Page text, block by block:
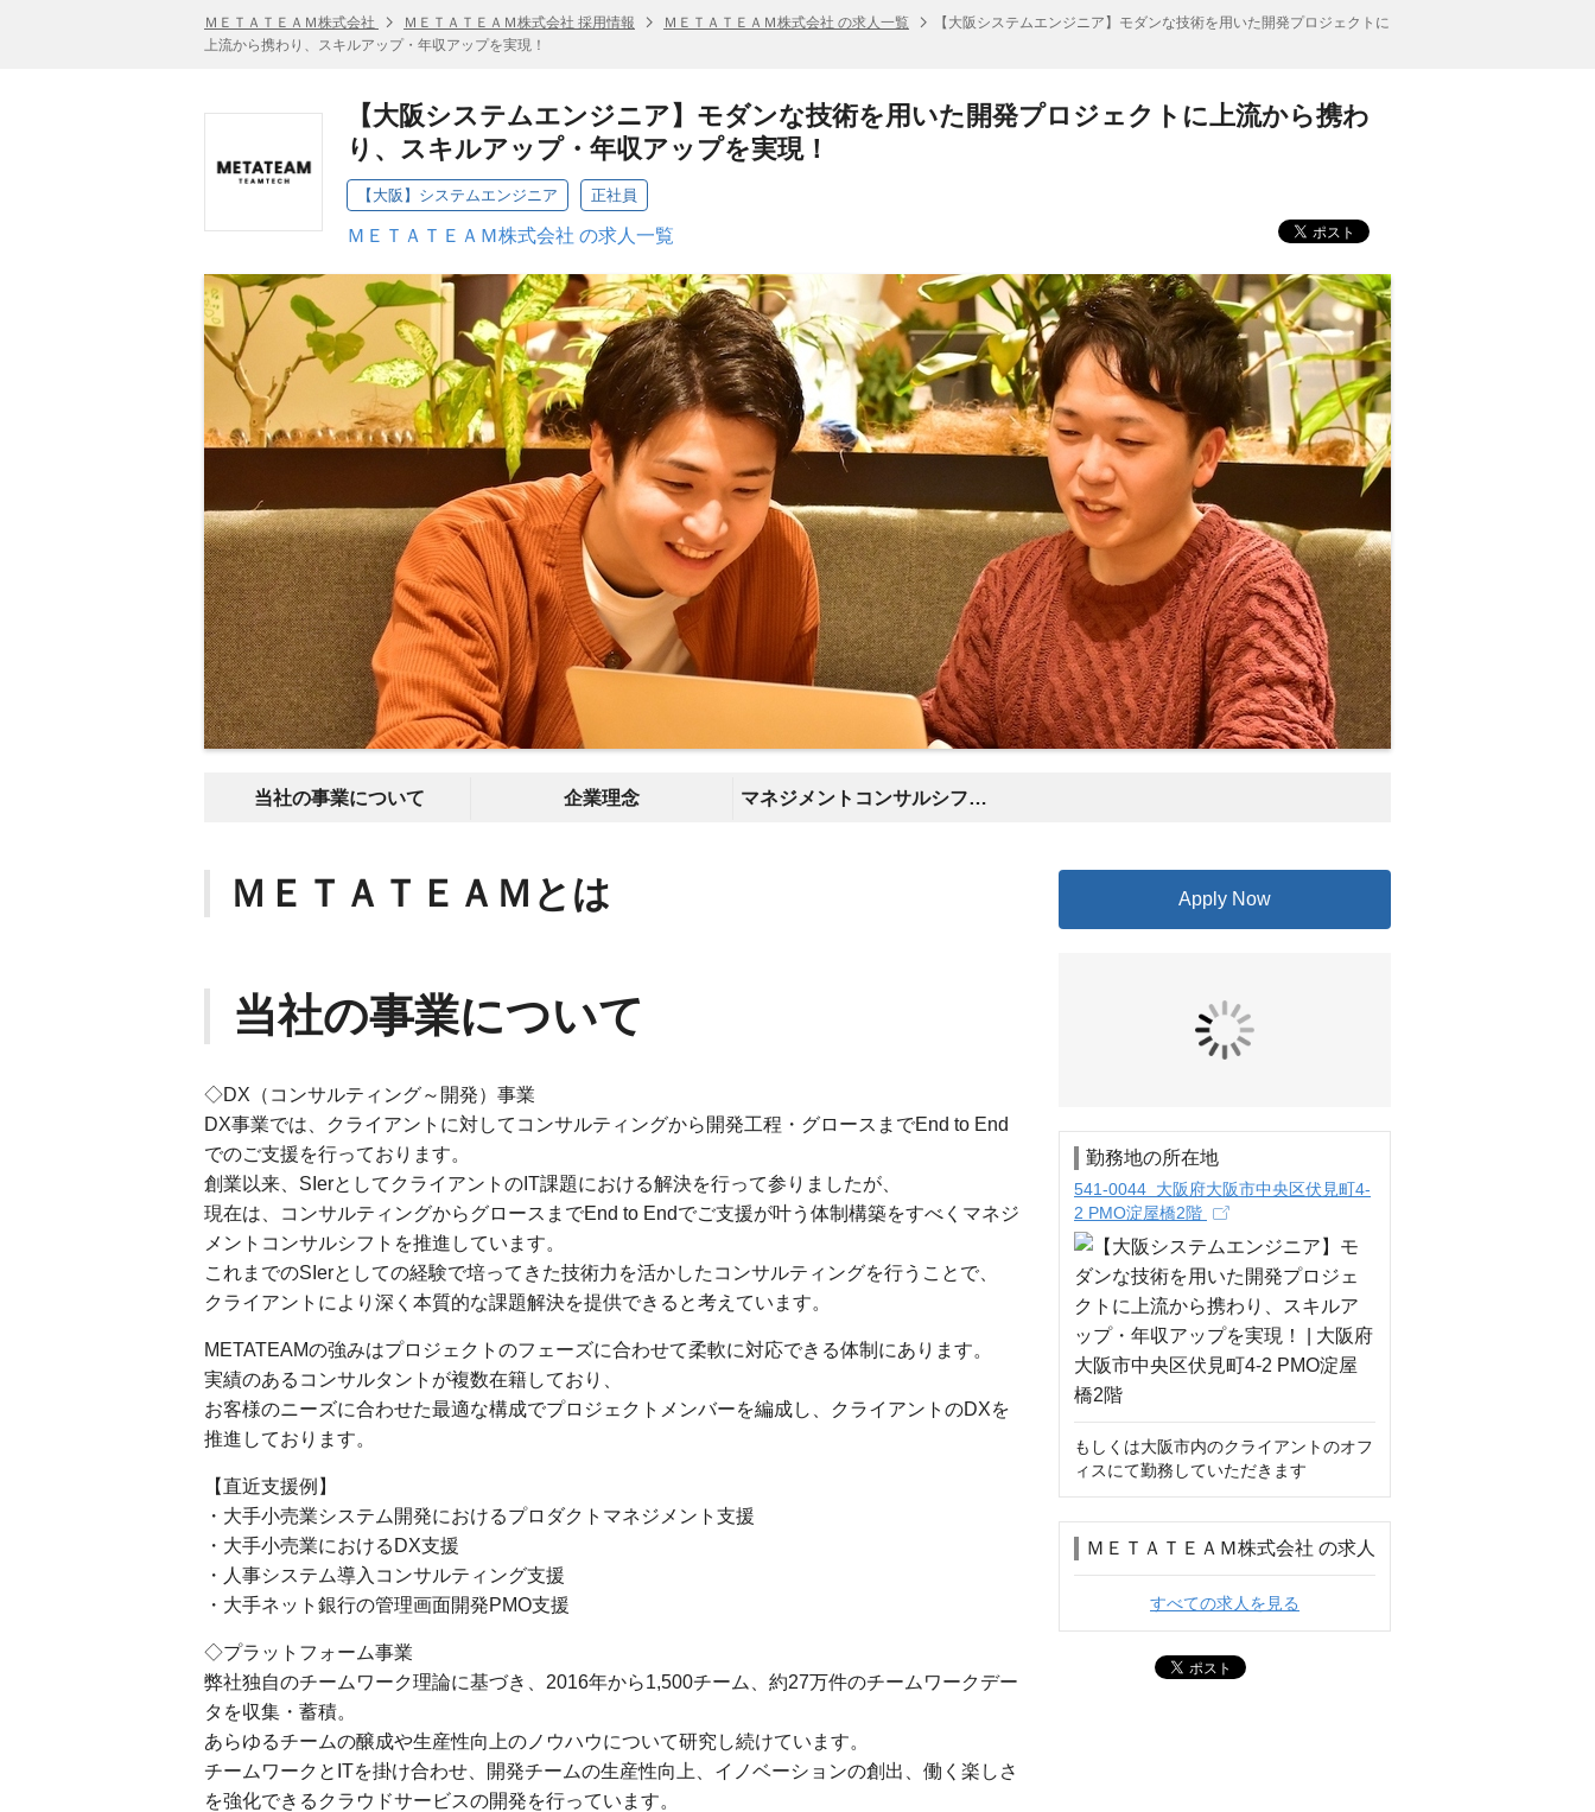
ＭＥＴＡＴＥＡＭ株式会社 ＭＥＴＡＴＥＡＭ株式会社 採用情報 ＭＥＴＡＴＥＡＭ株式会社 の求人一覧
【大阪システムエンジニア】モダンな技術を用いた開発プロジェクトに
上流から携わり、スキルアップ・年収アップを実現！
【大阪システムエンジニア】モダンな技術を用いた開発プロジェクトに上流から携わ
り、スキルアップ・年収アップを実現！
【大阪】システムエンジニア 正社員
ＭＥＴＡＴＥＡＭ株式会社 の求人一覧
当社の事業について 企業理念 マネジメントコンサルシフト推進中！
ＭＥＴＡＴＥＡＭとは
当社の事業について
◇DX（コンサルティング～開発）事業
DX事業では、クライアントに対してコンサルティングから開発工程・グロースまでEnd to End
でのご支援を行っております。
創業以来、SIerとしてクライアントのIT課題における解決を行って参りましたが、
現在は、コンサルティングからグロースまでEnd to Endでご支援が叶う体制構築をすべくマネジ
メントコンサルシフトを推進しています。
これまでのSIerとしての経験で培ってきた技術力を活かしたコンサルティングを行うことで、
クライアントにより深く本質的な課題解決を提供できると考えています。
METATEAMの強みはプロジェクトのフェーズに合わせて柔軟に対応できる体制にあります。
実績のあるコンサルタントが複数在籍しており、
お客様のニーズに合わせた最適な構成でプロジェクトメンバーを編成し、クライアントのDXを
推進しております。
【直近支援例】
・大手小売業システム開発におけるプロダクトマネジメント支援
・大手小売業におけるDX支援
・人事システム導入コンサルティング支援
・大手ネット銀行の管理画面開発PMO支援
◇プラットフォーム事業
弊社独自のチームワーク理論に基づき、2016年から1,500チーム、約27万件のチームワークデー
タを収集・蓄積。
あらゆるチームの醸成や生産性向上のノウハウについて研究し続けています。
チームワークとITを掛け合わせ、開発チームの生産性向上、イノベーションの創出、働く楽しさ
を強化できるクラウドサービスの開発を行っています。
Apply Now
勤務地の所在地
541-0044 大阪府大阪市中央区伏見町4-
2 PMO淀屋橋2階
もしくは大阪市内のクライアントのオフ
ィスにて勤務していただきます
ＭＥＴＡＴＥＡＭ株式会社 の求人
すべての求人を見る